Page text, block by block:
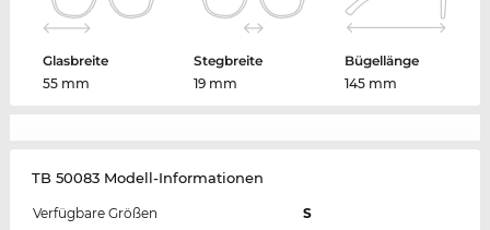
Glasbreite
55 mm
Stegbreite
19 mm
Bügellänge
145 mm
TB 50083 Modell-Informationen
Verfügbare Größen
S